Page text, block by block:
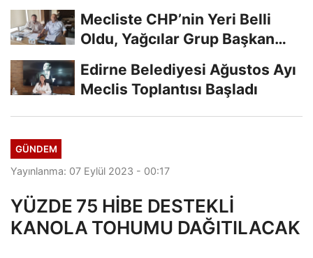
Mecliste CHP’nin Yeri Belli
Oldu, Yağcılar Grup Başkan
Edirne Belediyesi Ağustos Ayı
Meclis Toplantısı Başladı
GÜNDEM
Yayınlanma: 07 Eylül 2023 - 00:17
YÜZDE 75 HİBE DESTEKLİ
KANOLA TOHUMU DAĞITILACAK